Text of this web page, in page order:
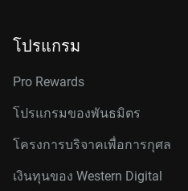
โปรแกรม
Pro Rewards
โปรแกรมของพันธมิตร
โครงการบริจาคเพื่อการกุศล
เงินทุนของ Western Digital